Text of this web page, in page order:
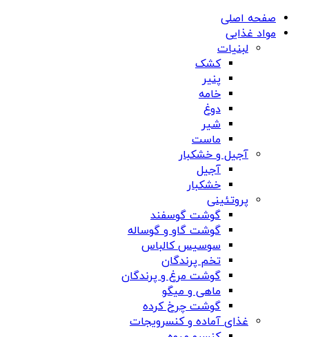
صفحه اصلی
مواد غذایی
لبنیات
کشک
پنیر
خامه
دوغ
شیر
ماست
آجیل و خشکبار
آجیل
خشکبار
پروتئینی
گوشت گوسفند
گوشت گاو و گوساله
سوسیس کالباس
تخم پرندگان
گوشت مرغ و پرندگان
ماهی و میگو
گوشت چرخ کرده
غذای آماده و کنسرویجات